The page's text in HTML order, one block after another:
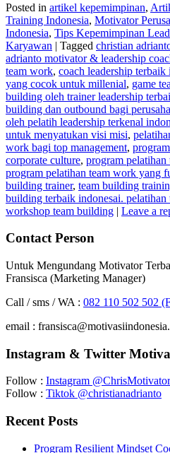
Posted in artikel kepemimpinan,
Training Indonesia, Motivator
Indonesia, Tips Kepemimpinan
Karyawan | Tagged christian
adrianto motivator & leadership
team work, coach leadership terbaik
yang cocok untuk millenial, game
building oleh trainer leadership
building dan outbound bagi
oleh pelatih leadership terkenal
untuk menyatukan visi misi,
work bagi top management,
corporate culture, program
program pelatihan team work yang
building trainer, team building
building terbaik indonesai.
workshop team building | Leave a
Contact Person
Untuk Mengundang Motivator
Fransisca (Marketing Manager)
Call / sms / WA : 082 110 502 502
email :
Instagram & Twitter
Follow : Instagram @ChrisMotivator
Follow : Tiktok @christianadrianto
Recent Posts
Program Resilient Mindset